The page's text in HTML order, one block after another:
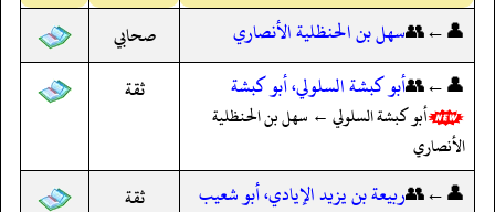
👤←👥سهل بن الحنظلية الأنصاري
صحابي
👤←👥أبو كبشة السلولي، أبو كبشة
أبو كبشة السلولي ← سهل بن الحنظلية
الأنصاري
ثقة
👤←👥ربيعة بن يزيد الإيادي، أبو شعيب ثقة